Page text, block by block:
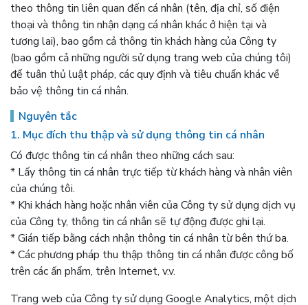
theo thông tin liên quan đến cá nhân (tên, địa chỉ, số điện
thoại và thông tin nhận dạng cá nhân khác ở hiện tại và
tương lai), bao gồm cả thông tin khách hàng của Công ty
(bao gồm cả những người sử dụng trang web của chúng tôi)
để tuân thủ luật pháp, các quy định và tiêu chuẩn khác về
bảo vệ thông tin cá nhân.
Nguyên tắc
1. Mục đích thu thập và sử dụng thông tin cá nhân
Có được thông tin cá nhân theo những cách sau:
* Lấy thông tin cá nhân trực tiếp từ khách hàng và nhân viên
của chúng tôi.
* Khi khách hàng hoặc nhân viên của Công ty sử dụng dịch vụ
của Công ty, thông tin cá nhân sẽ tự động được ghi lại.
* Gián tiếp bằng cách nhận thông tin cá nhân từ bên thứ ba.
* Các phương pháp thu thập thông tin cá nhân được công bố
trên các ấn phẩm, trên Internet, v.v.
Trang web của Công ty sử dụng Google Analytics, một dịch